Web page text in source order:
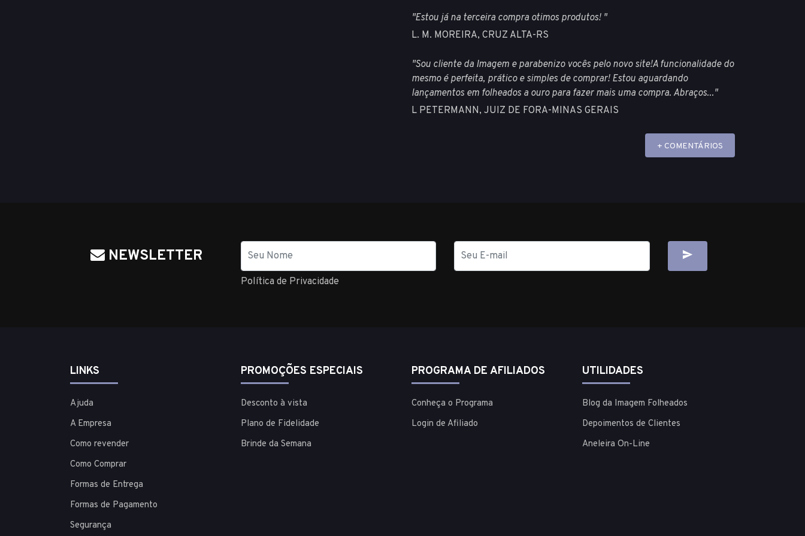
"Estou já na terceira compra otimos produtos! "
L. M. MOREIRA, CRUZ ALTA-RS
"Sou cliente da Imagem e parabenizo vocês pelo novo site!A funcionalidade do
mesmo é perfeita, prático e simples de comprar! Estou aguardando
lançamentos em folheados a ouro para fazer mais uma compra. Abraços..."
L PETERMANN, JUIZ DE FORA-MINAS GERAIS
+ COMENTÁRIOS
NEWSLETTER Nome
E-
mail
Política de Privacidade
LINKS
Ajuda
A Empresa
Como revender
Como Comprar
Formas de Entrega
Formas de Pagamento
Segurança
PROMOÇÕES ESPECIAIS
Desconto à vista
Plano de Fidelidade
Brinde da Semana
PROGRAMA DE AFILIADOS
Conheça o Programa
Login de Afiliado
UTILIDADES
Blog da Imagem Folheados
Depoimentos de Clientes
Aneleira On-Line